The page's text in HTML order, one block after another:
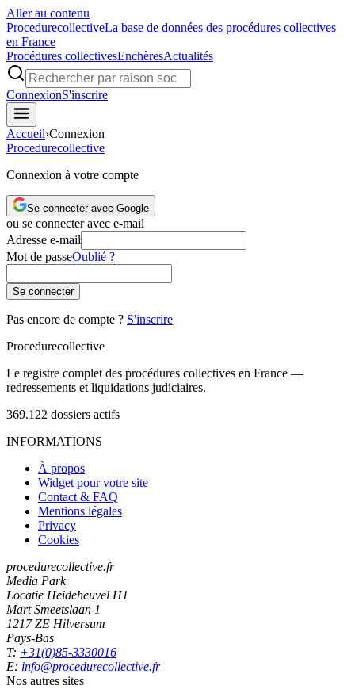
Aller au contenu
ProcedurecollectiveLa base de données des procédures collectives
en France
Procédures collectivesEnchèresActualités
ConnexionS'inscrire
Accueil›Connexion
Procedurecollective
Connexion à votre compte
Se connecter avec Google
ou se connecter avec e-mail
Adresse e-mail
Mot de passeOublié ?
Se connecter
Pas encore de compte ? S'inscrire
Procedurecollective
Le registre complet des procédures collectives en France —
redressements et liquidations judiciaires.
369.122 dossiers actifs
INFORMATIONS
À propos
Widget pour votre site
Contact & FAQ
Mentions légales
Privacy
Cookies
procedurecollective.fr
Media Park
Locatie Heideheuvel H1
Mart Smeetslaan 1
1217 ZE Hilversum
Pays-Bas
T: +31(0)85-3330016
E: info@procedurecollective.fr
Nos autres sites